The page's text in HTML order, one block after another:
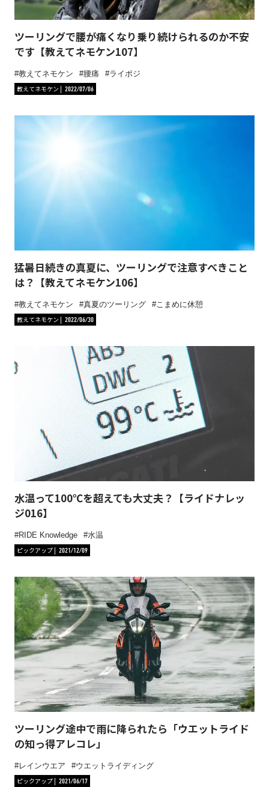
ツーリングで腰が痛くなり乗り続けられるのか不安
です【教えてネモケン107】
教えてネモケン 腰痛
ライポジ
教えてネモケン
2022/07/06
猛暑日続きの真夏に、ツーリングで注意すべきこと
は？【教えてネモケン106】
教えてネモケン 真夏のツーリング
こまめに休憩
教えてネモケン
2022/06/30
水温って100℃を超えても大丈夫？【ライドナレッ
ジ016】
RIDE Knowledge
水温
ピックアップ
2021/12/09
ツーリング途中で雨に降られたら「ウエットライド
の知っ得アレコレ」
レインウエア
ウエットライディング
ピックアップ
2021/06/17